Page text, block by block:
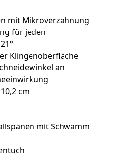
mit Mikroverzahnung
für jeden
Klingenoberfläche
an
cm
mit Schwamm